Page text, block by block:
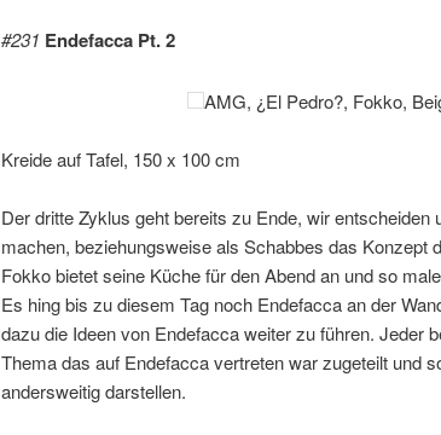
#231 Endefacca Pt. 2
AMG, ¿El Pedro?, Fokko,
Kreide auf Tafel, 150 x 100 cm
Der dritte Zyklus geht bereits zu Ende, wir
machen, beziehungsweise als Schabbes das Konzept
Fokko bietet seine Küche für den Abend an und so
Es hing bis zu diesem Tag noch Endefacca an der
dazu die Ideen von Endefacca weiter zu führen. Jeder
Thema das auf Endefacca vertreten war zugeteilt und
andersweitig darstellen.